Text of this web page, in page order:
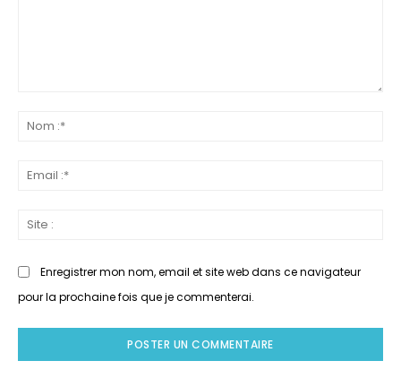
Enregistrer mon nom, email et site web dans ce navigateur
pour la prochaine fois que je commenterai.